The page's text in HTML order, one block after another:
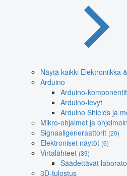
Näytä kaikki Elektroniikka
Arduino
Arduino-
Arduino-levyt
Arduino Shields ja
Mikro-ohjaimet ja
Signaaligeneraattorit (20)
Elektroniset näytöt (6)
Virtalähteet (39)
Säädettävät
3D-tulostus